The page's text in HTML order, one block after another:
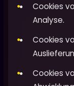
Cookies
Analyse.
Cookies
Cookies